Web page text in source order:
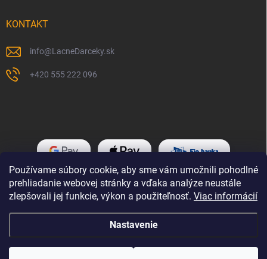
Používame súbory cookie, aby sme vám umožnili pohodlné
prehliadanie webovej stránky a vďaka analýze neustále
zlepšovali jej funkcie, výkon a použiteľnosť. Viac informácií
Nastavenie
KONTAKT
info@LacneDarceky.sk
+420 555 222 096